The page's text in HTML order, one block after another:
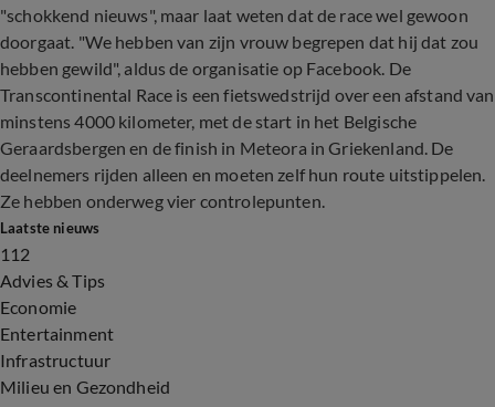
"schokkend nieuws", maar laat weten dat de race wel gewoon
doorgaat. "We hebben van zijn vrouw begrepen dat hij dat zou
hebben gewild", aldus de organisatie op Facebook. De
Transcontinental Race is een fietswedstrijd over een afstand van
minstens 4000 kilometer, met de start in het Belgische
Geraardsbergen en de finish in Meteora in Griekenland. De
deelnemers rijden alleen en moeten zelf hun route uitstippelen.
Ze hebben onderweg vier controlepunten.
Laatste nieuws
112
Advies & Tips
Economie
Entertainment
Infrastructuur
Milieu en Gezondheid